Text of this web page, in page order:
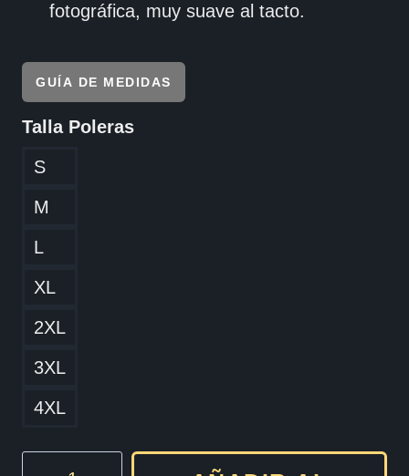
fotográfica, muy suave al tacto.
GUÍA DE MEDIDAS
Talla Poleras
S
M
L
XL
2XL
3XL
4XL